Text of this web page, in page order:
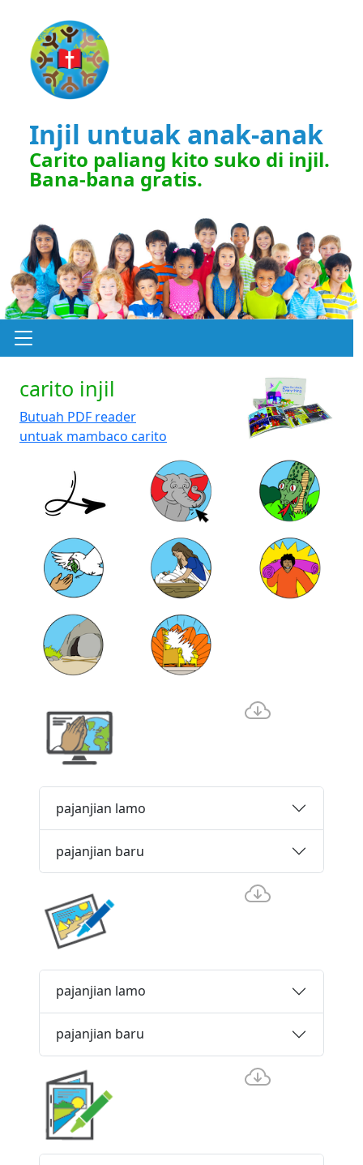
Injil untuak anak-anak
Carito paliang kito suko di injil.
Bana-bana gratis.
carito injil
Butuah PDF reader
untuak mambaco carito
pajanjian lamo
pajanjian baru
pajanjian lamo
pajanjian baru